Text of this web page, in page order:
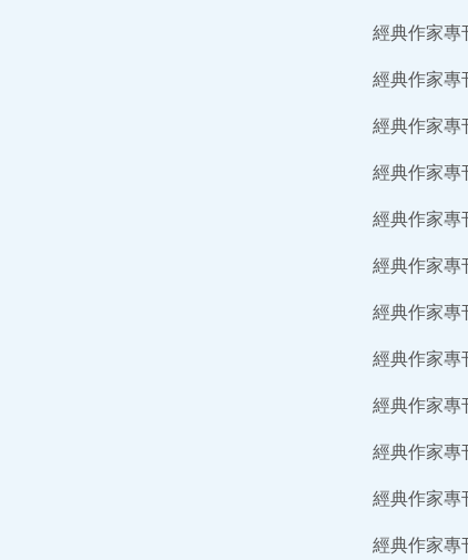
經典作家
經典作家
經典作家
經典作家
經典作家
經典作家
經典作家
經典作家
經典作家
經典作家
經典作家
經典作家